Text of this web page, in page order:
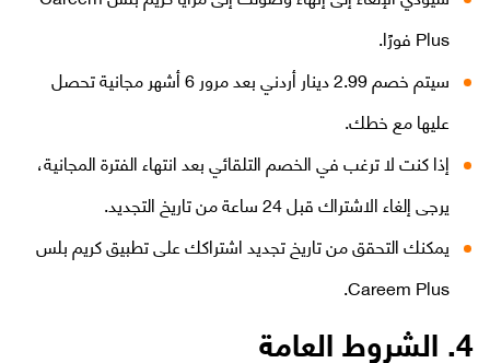
Plus فورًا.
سيتم خصم 2.99 دينار أردني بعد مرور 6 أشهر مجانية تحصل
عليها مع خطك.
إذا كنت لا ترغب في الخصم التلقائي بعد انتهاء الفترة المجانية،
يرجى إلغاء الاشتراك قبل 24 ساعة من تاريخ التجديد.
يمكنك التحقق من تاريخ تجديد اشتراكك على تطبيق كريم بلس
Careem Plus.
4. الشروط العامة